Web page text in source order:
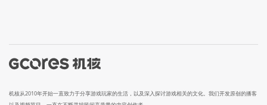
机核从2010年开始一直致力于分享游戏玩家的生活，以及深入探讨游戏相关的文化。我们开发原创的播客